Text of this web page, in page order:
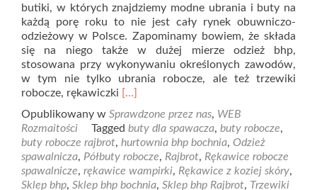
butiki, w których znajdziemy modne ubrania i buty na
każdą porę roku to nie jest cały rynek obuwniczo-
odzieżowy w Polsce. Zapominamy bowiem, że składa
się na niego także w dużej mierze odzież bhp,
stosowana przy wykonywaniu określonych zawodów,
w tym nie tylko ubrania robocze, ale też trzewiki
robocze, rękawiczki Read
about
Szukasz
butów
roboczych?
[…]
Opublikowany w Sprawdzone przez nas, WEB
Rozmaitości
Tagged buty dla spawacza, buty robocze,
buty robocze rajbrot, hurtownia bhp bochnia, Odzież
spawalnicza, Półbuty robocze, Rajbrot, Rękawice robocze
spawalnicze, rękawice wampirki, Rękawice z koziej skóry,
Sklep bhp, Sklep bhp bochnia, Sklep bhp Rajbrot, Trzewiki